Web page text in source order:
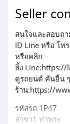
Seller
สนใจและสอบถ
ID Line หรือ โ
หรือคลิก
ลิ้ง
ดูรถยนต์ คันอื่น
ร้าน:https://
รหัสรถ 1P47
สาขา1 ท่าพระ